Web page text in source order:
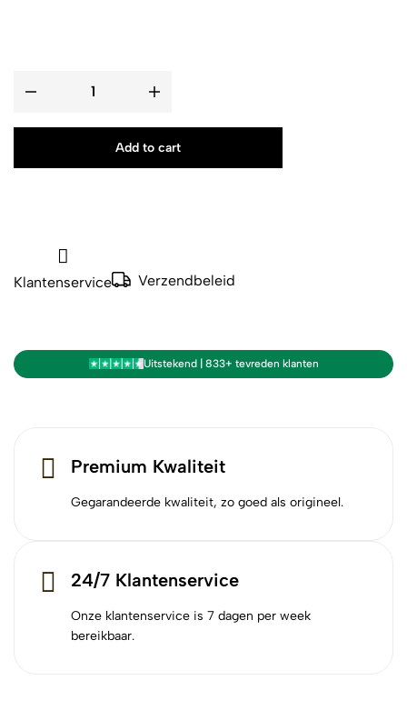
Add to cart
Klantenservice Verzendbeleid
Uitstekend | 833+ tevreden klanten
Premium Kwaliteit
Gegarandeerde kwaliteit, zo goed als origineel.
24/7 Klantenservice
Onze klantenservice is 7 dagen per week
bereikbaar.